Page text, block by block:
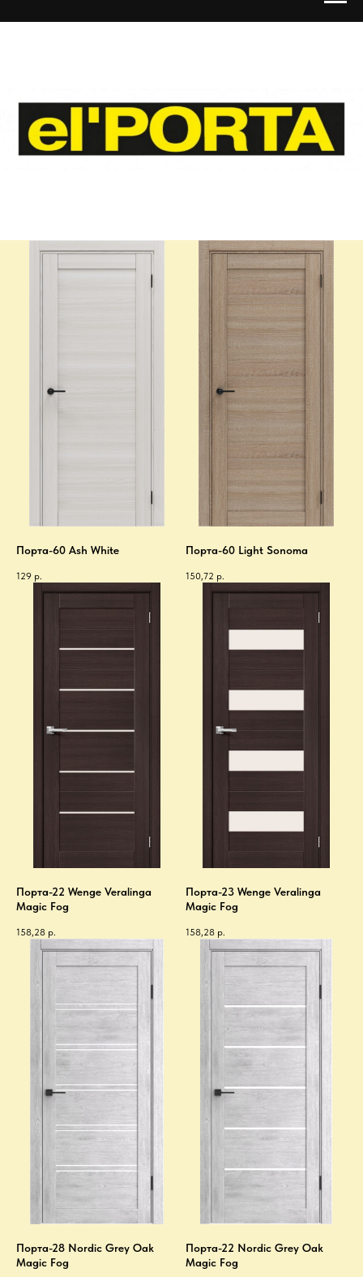
Порта-60 Ash White
129 р.
Порта-60 Light Sonoma
150,72 р.
Порта-22 Wenge Veralinga
Magic Fog
158,28 р.
Порта-23 Wenge Veralinga
Magic Fog
158,28 р.
Порта-28 Nordic Grey Oak
Magic Fog
Порта-22 Nordic Grey Oak
Magic Fog